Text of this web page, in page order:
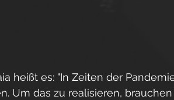
heißt es: "In Zeiten der
Um das zu realisieren,